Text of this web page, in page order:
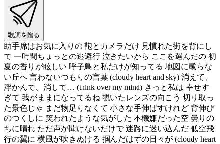
歌詞を贈る
助手席はお気に入りの 鞄とカメラだけ 見慣れた街を背にし
て 一時間ちょっとの逃避行 泣きたいから ここを選んだの 初
夏の香りが眩しい 呼子鳥と私だけが知ってる 地図に載らな
い丘へ 言わないつもりの言葉 (cloudy heart and sky) 消えて、
浮かんで、消して… (think over my mind) きっと私は 幸せす
ぎて 我がままになってるね 覗いたレンズの向こう 切り取っ
た景色じゃ まだ物足りなくて 小さな手伸ばすけれど 背伸び
のつくしに 笑われたような気がした 不機嫌だった空 曇りの
ちに晴れ ただ声が聞けないだけで 迷路に迷い込んだ 低空飛
行の翼に 横風が吹きぬける 掴んだはずの日々が (cloudy heart